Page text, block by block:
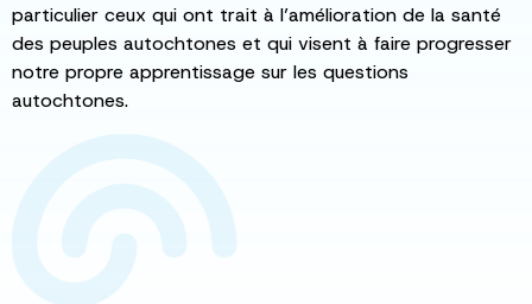
particulier ceux qui ont trait à l’amélioration de la santé
des peuples autochtones et qui visent à faire progresser
notre propre apprentissage sur les questions
autochtones.